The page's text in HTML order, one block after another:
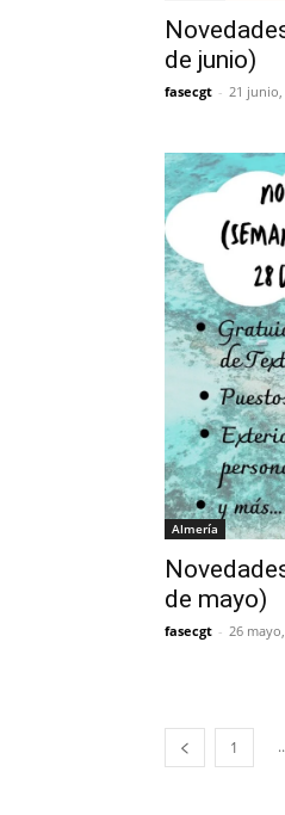
de junio)
fasecgt - 21 junio,
Almería
de mayo)
fasecgt - 26
1